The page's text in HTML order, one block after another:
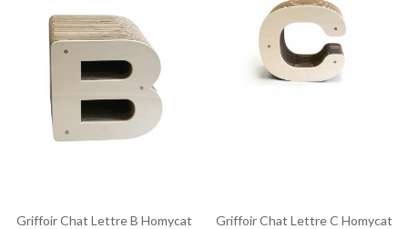
Griffoir Chat Lettre B Homycat Griffoir Chat Lettre C Homycat